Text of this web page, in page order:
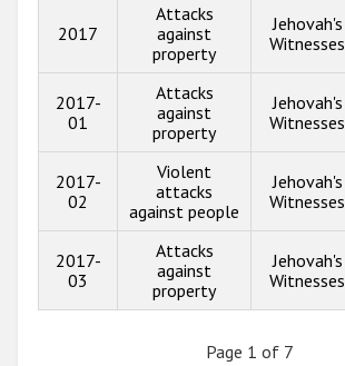
2017
Attacks
against
property
Jehovah's
Witnesses
2017-
01
Attacks
against
property
Jehovah's
Witnesses
2017-
02
Violent
attacks
against people
Jehovah's
Witnesses
2017-
03
Attacks
against
property
Jehovah's
Witnesses
Page 1 of 7